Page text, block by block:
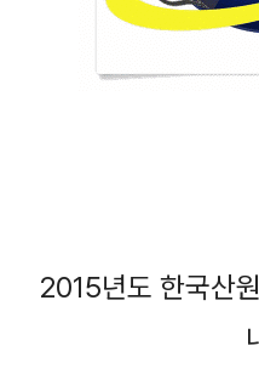
2015년도 한국산